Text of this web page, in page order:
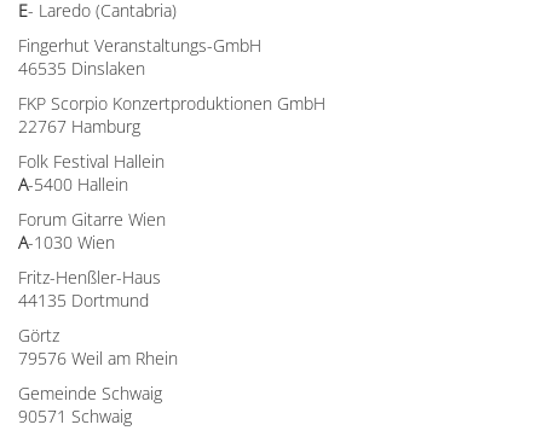
E- Laredo (Cantabria)
Fingerhut Veranstaltungs-GmbH
46535 Dinslaken
FKP Scorpio Konzertproduktionen GmbH
22767 Hamburg
Folk Festival Hallein
A-5400 Hallein
Forum Gitarre Wien
A-1030 Wien
Fritz-Henßler-Haus
44135 Dortmund
Görtz
79576 Weil am Rhein
Gemeinde Schwaig
90571 Schwaig